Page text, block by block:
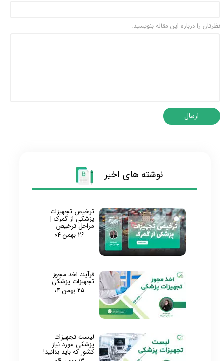
★★
نظرتان را درباره این مقاله بنویسید.
ارسال
نوشته های اخیر
ترخیص تجهیزات
پزشکی از گمرک |
مراحل ترخیص
۲۶ بهمن ۰۴
فرآیند اخذ مجوز
تجهیزات پزشکی
۲۵ بهمن ۰۴
لیست تجهیزات
پزشکی مورد نیاز
کشور که باید بدانید!